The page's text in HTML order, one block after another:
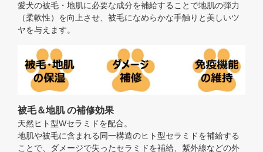
愛犬の被毛・地肌に必要な成分を補給することで地肌の弾力
（柔軟性）を向上させ、被毛になめらかな手触りと美しいツ
ヤを与えます。
被毛＆地肌 の補修効果
天然ヒト型Wセラミドを配合。
地肌や被毛に含まれる同一構造のヒト型セラミドを補給する
ことで、ダメージで失ったセラミドを補給、紫外線などの外